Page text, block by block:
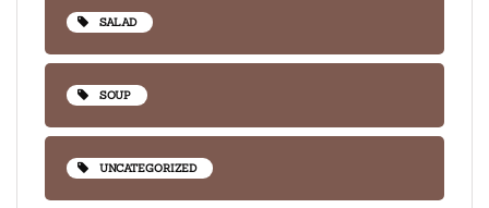
SALAD
SOUP
UNCATEGORIZED